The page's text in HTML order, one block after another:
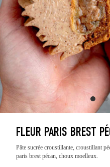
FLEUR PARIS BREST
Pâte sucrée croustillante, croustillant
paris brest pécan, choux moelleux.